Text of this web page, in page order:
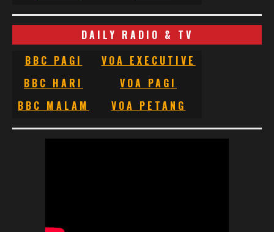
DAILY RADIO & TV
BBC PAGI
VOA EXECUTIVE
BBC HARI
VOA PAGI
BBC MALAM
VOA PETANG